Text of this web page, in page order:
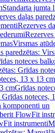
Standarta jumta
daļas
Rezerves
Rezerves
Virsmas
paredzētas:
noteces
Grīdas
13 x 13 cm
cmGrīdas
Grīdas noteces,
komponenti un
FlowFit
instrumenti